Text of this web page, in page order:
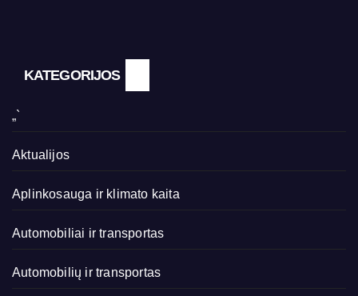
KATEGORIJOS
„`
Aktualijos
Aplinkosauga ir klimato kaita
Automobiliai ir transportas
Automobilių ir transportas